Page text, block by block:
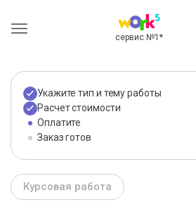
сервис №1 *
Укажите тип и тему работы
Расчет стоимости
Оплатите
Заказ готов
Курсовая работа